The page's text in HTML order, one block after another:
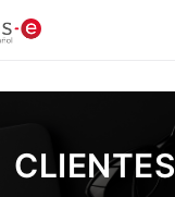
CLIENTES